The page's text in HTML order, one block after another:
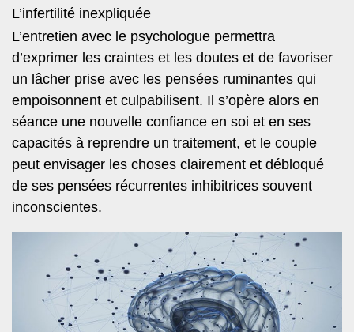
L’infertilité inexpliquée
L’entretien avec le psychologue permettra
d’exprimer les craintes et les doutes et de favoriser
un lâcher prise avec les pensées ruminantes qui
empoisonnent et culpabilisent. Il s’opère alors en
séance une nouvelle confiance en soi et en ses
capacités à reprendre un traitement, et le couple
peut envisager les choses clairement et débloqué
de ses pensées récurrentes inhibitrices souvent
inconscientes.